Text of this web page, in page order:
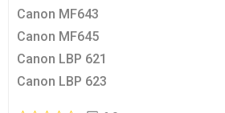
Canon MF643
Canon MF645
Canon LBP 621
Canon LBP 623